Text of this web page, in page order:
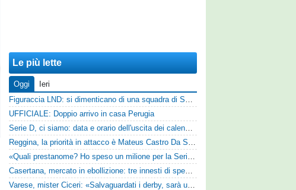
Le più lette
Oggi
Ieri
Figuraccia LND: si dimenticano di una squadra di Serie D, è da rifare il programma Coppa Italia
UFFICIALE: Doppio arrivo in casa Perugia
Serie D, ci siamo: data e orario dell'uscita dei calendari ufficiali
Reggina, la priorità in attacco è Mateus Castro Da Silva: ore decisive per la fumata bianca
«Quali prestanome? Ho speso un milione per la Serie D»: Bandecchi rompe il silenzio sul futuro della Ternana
Casertana, mercato in ebollizione: tre innesti di spessore per lo scacchiere di Vinicio Espinal
Varese, mister Ciceri: «Salvaguardati i derby, sarà un campionato avvincente»